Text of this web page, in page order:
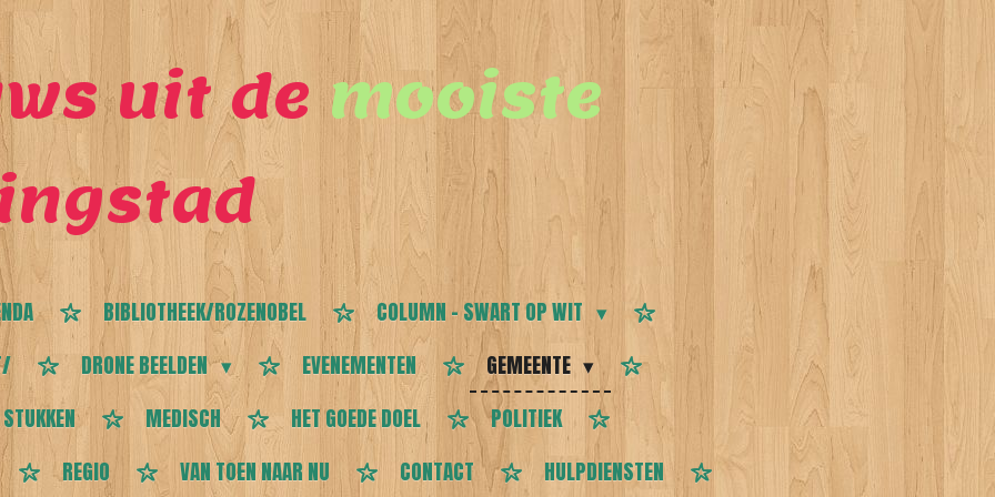
uit demooiste
BIBLIOTHEEK/ROZENOBEL
COLUMN - SWART OP WIT
DRONE BEELDEN EVENEMENTEN
GEMEENTE
MEDISCH HET GOEDE DOEL
POLITIEK
REGIO VAN TOEN NAAR NU CONTACT
HULPDIENSTEN